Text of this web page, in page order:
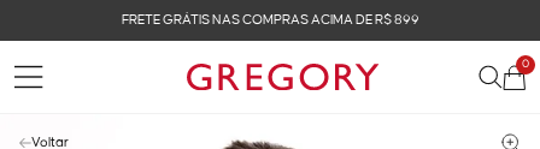
FRETE GRÁTIS NAS COMPRAS ACIMA DE R$ 899
0
Voltar